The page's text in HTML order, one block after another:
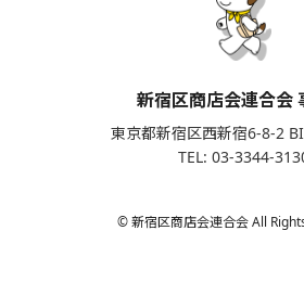
新宿区商店会連合会
東京都新宿区西新宿6-8-2
TEL: 03-3344-
© 新宿区商店会連合会 All